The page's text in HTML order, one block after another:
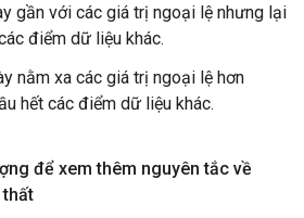
gần với các giá trị ngoại lệ nhưng lại
điểm dữ liệu khác.
nằm xa các giá trị ngoại lệ hơn
hết các điểm dữ liệu khác.
để xem thêm nguyên tắc về
thất